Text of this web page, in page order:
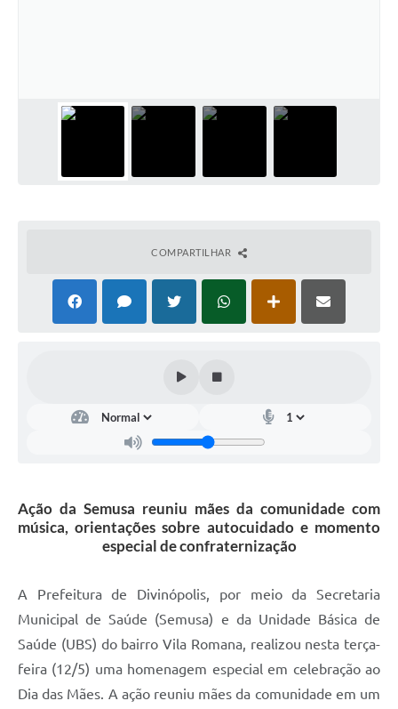
COMPARTILHAR
Ação da Semusa reuniu mães da comunidade com
música, orientações sobre autocuidado e momento
especial de confraternização
A Prefeitura de Divinópolis, por meio da Secretaria
Municipal de Saúde (Semusa) e da Unidade Básica de
Saúde (UBS) do bairro Vila Romana, realizou nesta terça-
feira (12/5) uma homenagem especial em celebração ao
Dia das Mães. A ação reuniu mães da comunidade em um